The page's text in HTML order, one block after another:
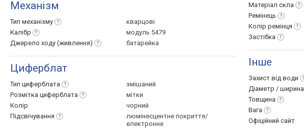
Механізм
Тип механізму
кварцові
Калібр
модуль 5479
Джерело ходу (живлення) батарейка
Циферблат
Тип циферблата
змішаний
Розмітка циферблата
мітки
Колір
чорний
Підсвічування
люмінесцентне покриття/
електронне
Матеріал скла
Ремінець
Колір ремінця
Застібка
Інше
Захист від води
Діаметр / ширина
Товщина
Вага
Офіційний сайт